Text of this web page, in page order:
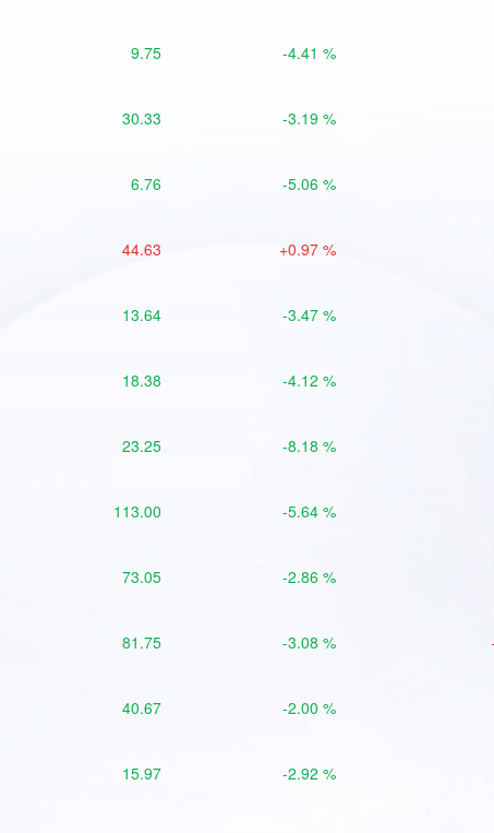
9.75 -4.41 %
30.33 -3.19 %
6.76 -5.06 %
44.63 +0.97 %
13.64 -3.47 %
18.38 -4.12 %
23.25 -8.18 %
113.00 -5.64 %
73.05 -2.86 %
81.75 -3.08 %
40.67 -2.00 %
15.97 -2.92 %